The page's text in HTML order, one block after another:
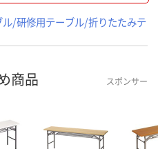
/研修用テーブル/折りたたみテ
商品 スポンサー